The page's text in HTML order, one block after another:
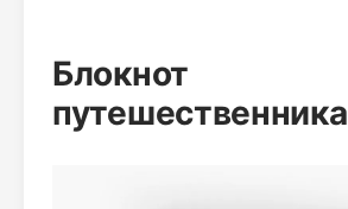
Блокнот
путешественника